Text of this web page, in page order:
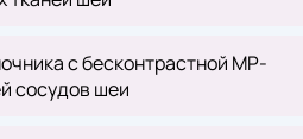
с бесконтрастной МР-
сосудов шеи